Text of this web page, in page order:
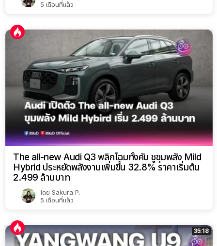
5 เดือนที่แล้ว
The all-new Audi Q3 พลิกโฉมทั้งคัน ชูขุมพลัง Mild
Hybrid ประหยัดพลังงานเพิ่มขึ้น 32.8% ราคาเริ่มต้น
2.499 ล้านบาท
โดย Sakura P.
5 เดือนที่แล้ว
35:18